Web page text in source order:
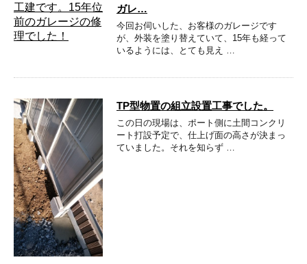
ガレ…
今回お伺いした、お客様のガレージです
が、外装を塗り替えていて、15年も経って
いるようには、とても見え …
TP型物置の組立設置工事でした。
この日の現場は、ポート側に土間コンクリ
ート打設予定で、仕上げ面の高さが決まっ
ていました。それを知らず …